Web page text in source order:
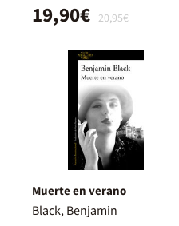
20,95€
19,90€
Muerte en verano
Black, Benjamin